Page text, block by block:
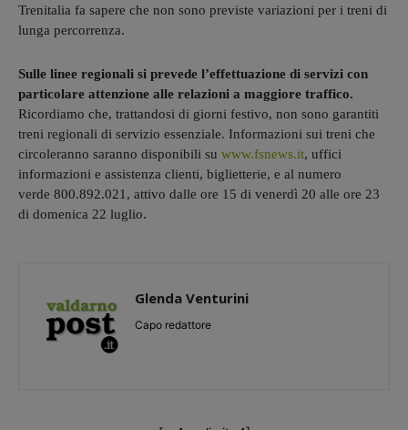
Trenitalia fa sapere che non sono previste variazioni per i treni di
lunga percorrenza.
Sulle linee regionali si prevede l’effettuazione di servizi con
particolare attenzione alle relazioni a maggiore traffico.
Ricordiamo che, trattandosi di giorni festivo, non sono garantiti
treni regionali di servizio essenziale. Informazioni sui treni che
circoleranno saranno disponibili su www.fsnews.it, uffici
informazioni e assistenza clienti, biglietterie, e al numero
verde 800.892.021, attivo dalle ore 15 di venerdì 20 alle ore 23
di domenica 22 luglio.
Glenda Venturini
Capo redattore